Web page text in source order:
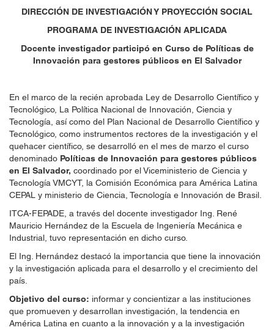
DIRECCIÓN DE INVESTIGACIÓN Y PROYECCIÓN SOCIAL
PROGRAMA DE INVESTIGACIÓN APLICADA
Docente investigador participó en Curso de Políticas de
Innovación para gestores públicos en El Salvador
En el marco de la recién aprobada Ley de Desarrollo Científico y
Tecnológico, La Política Nacional de Innovación, Ciencia y
Tecnología, así como del Plan Nacional de Desarrollo Científico y
Tecnológico, como instrumentos rectores de la investigación y el
quehacer científico, se desarrolló en el mes de marzo el curso
denominado Políticas de Innovación para gestores públicos
en El Salvador, coordinado por el Viceministerio de Ciencia y
Tecnología VMCYT, la Comisión Económica para América Latina
CEPAL y ministerio de Ciencia, Tecnología e Innovación de Brasil.
ITCA-FEPADE, a través del docente investigador Ing. René
Mauricio Hernández de la Escuela de Ingeniería Mecánica e
Industrial, tuvo representación en dicho curso.
El Ing. Hernández destacó la importancia que tiene la innovación
y la investigación aplicada para el desarrollo y el crecimiento del
país.
Objetivo del curso: informar y concientizar a las instituciones
que promueven y desarrollan investigación, la tendencia en
América Latina en cuanto a la innovación y a la investigación